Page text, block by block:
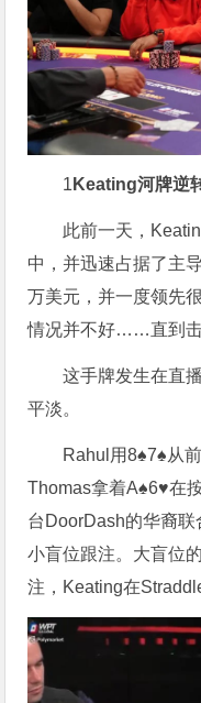
1 Keating河牌逆
此前一天，
中，并迅速占据了主
万美元，并一度领先
情况并不好……直到击
这手牌发生在直
平淡。
Rahul用8♠7♠从
Thomas拿着A♠6♥在
台DoorDash的华裔
小盲位跟注。大盲位
注，Keating在